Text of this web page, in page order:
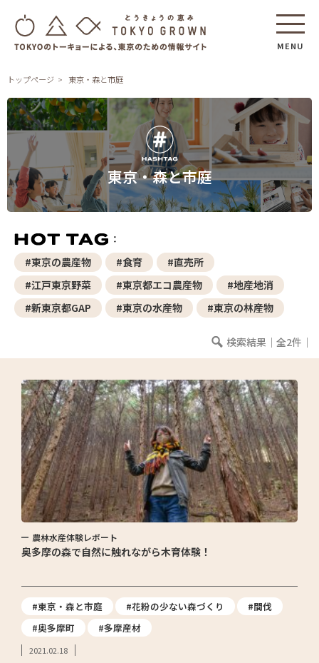
MENU
トップページ 東京・森と市庭
東京・森と市庭
#東京の農産物 #食育
#直売所
#江戸東京野菜
#東京都エコ農産物
#地産地消
#新東京都GAP
#東京の水産物 #東京の林産物
検索結果｜全2件｜
農林水産体験レポート
奥多摩の森で自然に触れながら木育体験！
#東京・森と市庭 #花粉の少ない森づくり
#間伐
#奥多摩町
#多摩産材
2021.02.18